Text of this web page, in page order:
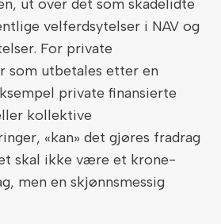
ut over det som skadelidte
velferdsytelser i NAV og
For private
som utbetales etter en
private finansierte
kollektive
«kan» det gjøres fradrag
skal ikke være et krone-
men en skjønnsmessig